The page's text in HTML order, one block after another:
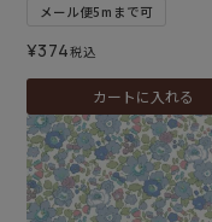
メール便5mまで可
¥374税込
カートに入れる